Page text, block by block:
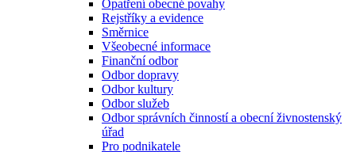
Opatření obecné povahy
Rejstříky a evidence
Směrnice
Všeobecné informace
Finanční odbor
Odbor dopravy
Odbor kultury
Odbor služeb
Odbor správních činností a obecní živnostenský
úřad
Pro podnikatele